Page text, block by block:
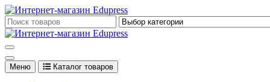
Перейти
к
содержимому
Edupress Uzbekistan, Edupress Узбекистан, книги, учебники на
Меню Каталог товаров